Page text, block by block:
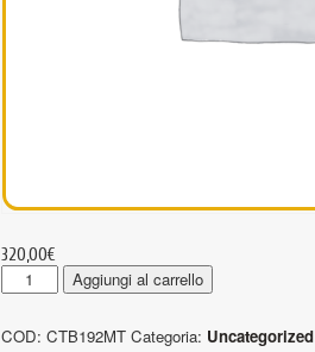
320,00€
CTB192MT
-
a
Aggiungi al carrello
COD: CTB192MT Categoria: Uncategorized